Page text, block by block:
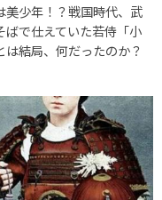
美少年！？戦国時代、武
ばで仕えていた若侍「小
は結局、何だったのか？